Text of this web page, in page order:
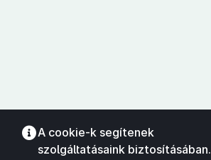
A cookie-k segítenek
szolgáltatásaink biztosításában.